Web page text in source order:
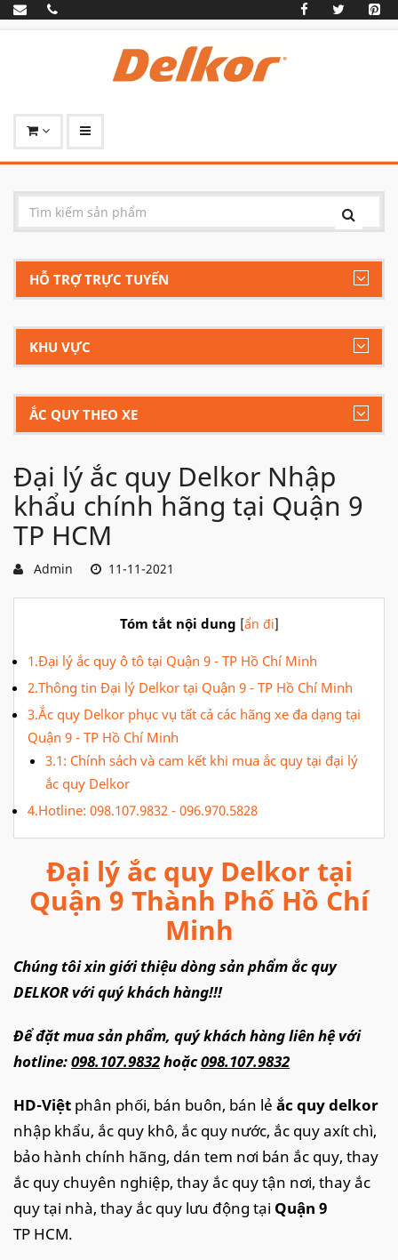
HỖ TRỢ TRỰC TUYẾN
KHU VỰC
ẮC QUY THEO XE
Đại lý ắc quy Delkor Nhập
khẩu chính hãng tại Quận 9
TP HCM
Admin 11-11-2021
Tóm tắt nội dung [ẩn đi]
1.Đại lý ắc quy ô tô tại Quận 9 - TP Hồ Chí Minh
2.Thông tin Đại lý Delkor tại Quận 9 - TP Hồ Chí Minh
3.Ắc quy Delkor phục vụ tất cả các hãng xe đa dạng tại
Quận 9 - TP Hồ Chí Minh
3.1: Chính sách và cam kết khi mua ắc quy tại đại lý
ắc quy Delkor
4.Hotline: 098.107.9832 - 096.970.5828
Đại lý ắc quy Delkor tại
Quận 9 Thành Phố Hồ Chí
Minh
Chúng tôi xin giới thiệu dòng sản phẩm ắc quy
DELKOR với quý khách hàng!!!
Để đặt mua sản phẩm, quý khách hàng liên hệ với
hotline:098.107.9832hoặc098.107.9832
HD-Việt phân phối, bán buôn, bán lẻ ắc quy delkor
nhập khẩu, ắc quy khô, ắc quy nước, ắc quy axít chì,
bảo hành chính hãng, dán tem nơi bán ắc quy, thay
ắc quy chuyên nghiệp, thay ắc quy tận nơi, thay ắc
quy tại nhà, thay ắc quy lưu động tại Quận 9
TP HCM.